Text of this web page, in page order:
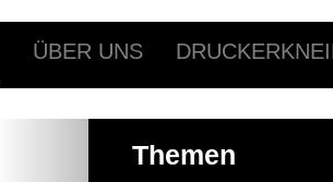
ÜBER UNS
Themen